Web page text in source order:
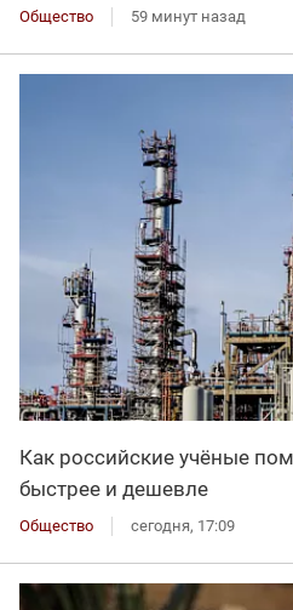
Общество 59 минут назад
Как российские учёные
быстрее и дешевле
Общество сегодня, 17:09